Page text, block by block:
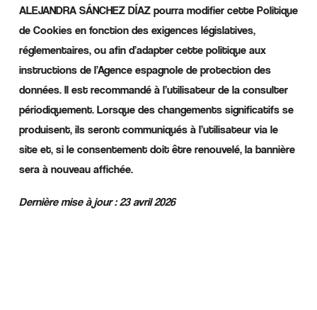
ALEJANDRA SÁNCHEZ DÍAZ pourra modifier cette Politique
de Cookies en fonction des exigences législatives,
réglementaires, ou afin d’adapter cette politique aux
instructions de l’Agence espagnole de protection des
données. Il est recommandé à l’utilisateur de la consulter
périodiquement. Lorsque des changements significatifs se
produisent, ils seront communiqués à l’utilisateur via le
site et, si le consentement doit être renouvelé, la bannière
sera à nouveau affichée.
Dernière mise à jour : 23 avril 2026